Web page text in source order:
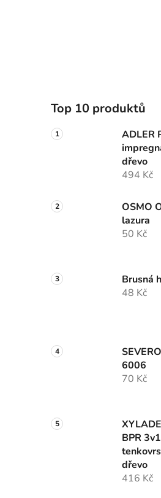
Top 10 produktů
ADLER
dřevo
494 Kč
OSMO
lazura
50 Kč
Brusná
48 Kč
6006
70 Kč
BPR
dřevo
416 Kč